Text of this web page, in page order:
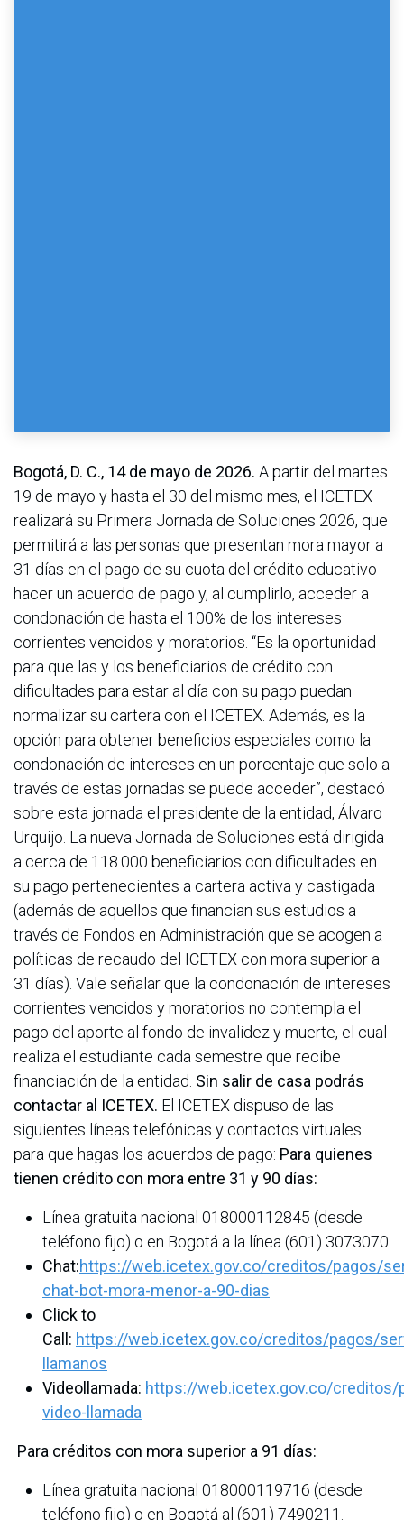
Bogotá, D. C., 14 de mayo de 2026. A partir del martes
19 de mayo y hasta el 30 del mismo mes, el ICETEX
realizará su Primera Jornada de Soluciones 2026, que
permitirá a las personas que presentan mora mayor a
31 días en el pago de su cuota del crédito educativo
hacer un acuerdo de pago y, al cumplirlo, acceder a
condonación de hasta el 100% de los intereses
corrientes vencidos y moratorios. “Es la oportunidad
para que las y los beneficiarios de crédito con
dificultades para estar al día con su pago puedan
normalizar su cartera con el ICETEX. Además, es la
opción para obtener beneficios especiales como la
condonación de intereses en un porcentaje que solo a
través de estas jornadas se puede acceder”, destacó
sobre esta jornada el presidente de la entidad, Álvaro
Urquijo. La nueva Jornada de Soluciones está dirigida
a cerca de 118.000 beneficiarios con dificultades en
su pago pertenecientes a cartera activa y castigada
(además de aquellos que financian sus estudios a
través de Fondos en Administración que se acogen a
políticas de recaudo del ICETEX con mora superior a
31 días). Vale señalar que la condonación de intereses
corrientes vencidos y moratorios no contempla el
pago del aporte al fondo de invalidez y muerte, el cual
realiza el estudiante cada semestre que recibe
financiación de la entidad. Sin salir de casa podrás
contactar al ICETEX. El ICETEX dispuso de las
siguientes líneas telefónicas y contactos virtuales
para que hagas los acuerdos de pago: Para quienes
tienen crédito con mora entre 31 y 90 días:
Línea gratuita nacional 018000112845 (desde
teléfono fijo) o en Bogotá a la línea (601) 3073070
Chat:https://web.icetex.gov.co/creditos/pagos/
chat-bot-mora-menor-a-90-dias
Click to
Call: https://web.icetex.gov.co/creditos/pagos/
llamanos
Videollamada: https://web.icetex.gov.co/
video-llamada
Para créditos con mora superior a 91 días:
Línea gratuita nacional 018000119716 (desde
teléfono fijo) o en Bogotá al (601) 7490211.